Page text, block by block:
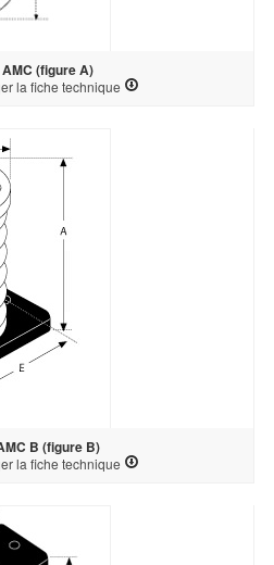
(figure A)
la fiche technique
B (figure B)
la fiche technique